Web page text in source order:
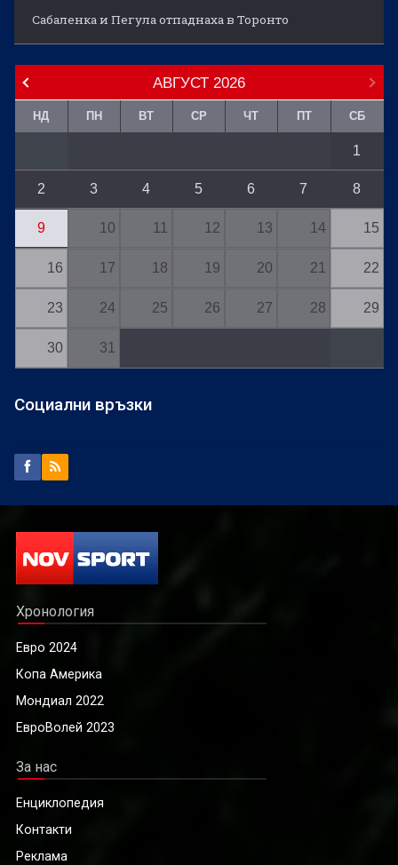
Сабаленка и Пегула отпаднаха в Торонто
АВГУСТ 2026
НД ПН ВТ СР ЧТ ПТ СБ
1
2 3 4 5 6 7 8
9 10 11 12 13 14 15
16 17 18 19 20 21 22
23 24 25 26 27 28 29
30 31
Социални връзки
Хронология
Евро 2024
Копа Америка
Мондиал 2022
ЕвроВолей 2023
За нас
Енциклопедия
Контакти
Реклама